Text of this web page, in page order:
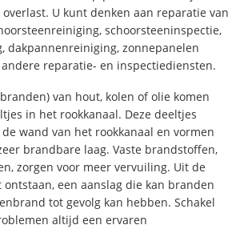
U kunt denken aan reparatie van
schoorsteeninspectie,
dakpannenreiniging, zonnepanelen
reparatie- en inspectiediensten.
van hout, kolen of olie komen
in het rookkanaal. Deze deeltjes
wand van het rookkanaal en vormen
brandbare laag. Vaste brandstoffen,
zorgen voor meer vervuiling. Uit de
ontstaan, een aanslag die kan branden
tot gevolg kan hebben. Schakel
altijd een ervaren